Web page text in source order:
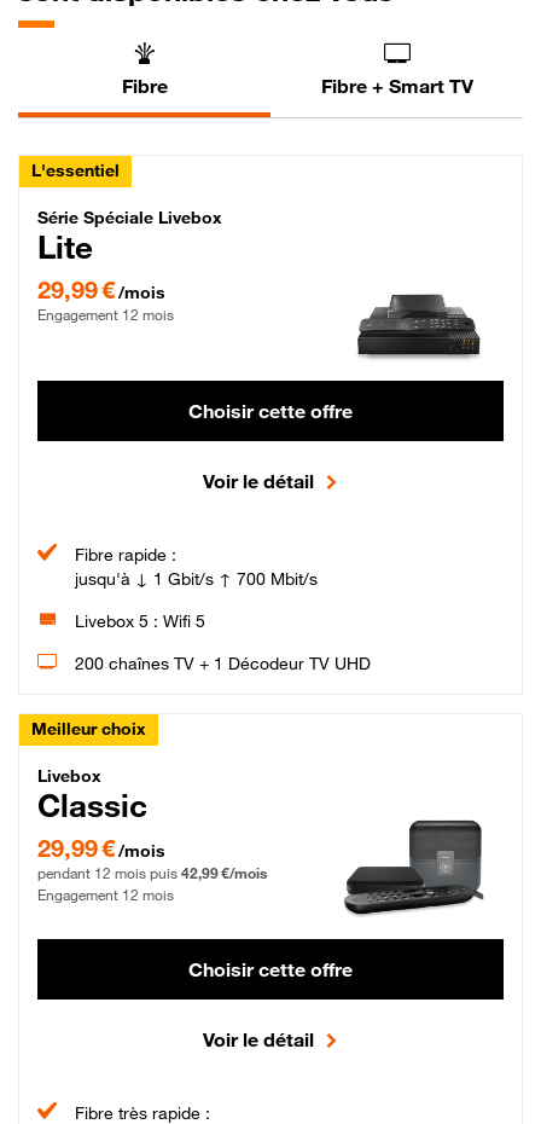
Fibre Fibre + Smart TV
L'essentiel
Série Spéciale Livebox Lite Fibre
Série Spéciale Livebox
Lite
29,99 €/mois
Engagement 12 mois
Choisir cette offre
Voir le détail
Fibre rapide :
jusqu'à ↓ 1 Gbit/s ↑ 700 Mbit/s
Livebox 5 : Wifi 5
200 chaînes TV + 1 Décodeur TV UHD
Meilleur choix
Livebox Classic Fibre
Livebox
Classic
29,99 € par mois pendant 12 mois puis 42,99 € par mois, Engagement 12 mois
29,99 €/mois
pendant 12 mois puis 42,99 €/mois
Engagement 12 mois
Choisir cette offre
Voir le détail
Fibre très rapide :